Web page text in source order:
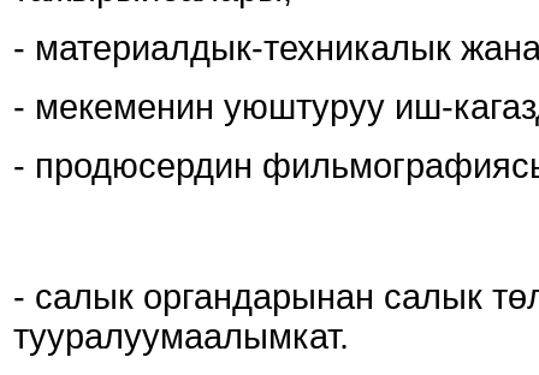
- материалдык-техникалык
- мекеменин уюштуруу иш-
- продюсердин
- салык органдарынан салык
тууралуумаалымкат.